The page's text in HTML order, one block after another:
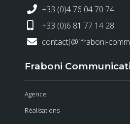
+33 (0)4 76 04 70 74
+33 (0)6 81 77 14 28
contact[@]fraboni-
Fraboni
Agence
Réalisations